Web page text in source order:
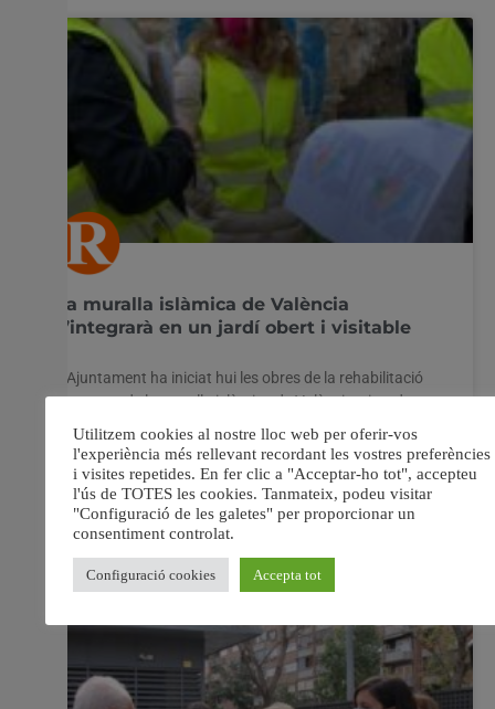
La muralla islàmica de València
s’integrarà en un jardí obert i visitable
L’Ajuntament ha iniciat hui les obres de la rehabilitació
d’un tram de la muralla islàmica de València, situada en
jardí obert i serà visitable en tres altures, i la ciutadania
podrà recórrer-lo per damunt. Ho ha anunciat hui la
regidora
10 març, 2021 No hi ha comentaris